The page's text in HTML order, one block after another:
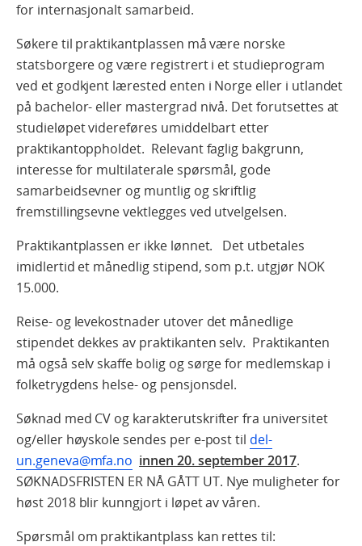
for internasjonalt samarbeid.
Søkere til praktikantplassen må være norske
statsborgere og være registrert i et studieprogram
ved et godkjent lærested enten i Norge eller i utlandet
på bachelor- eller mastergrad nivå. Det forutsettes at
studieløpet videreføres umiddelbart etter
praktikantoppholdet. Relevant faglig bakgrunn,
interesse for multilaterale spørsmål, gode
samarbeidsevner og muntlig og skriftlig
fremstillingsevne vektlegges ved utvelgelsen.
Praktikantplassen er ikke lønnet. Det utbetales
imidlertid et månedlig stipend, som p.t. utgjør NOK
15.000.
Reise- og levekostnader utover det månedlige
stipendet dekkes av praktikanten selv. Praktikanten
må også selv skaffe bolig og sørge for medlemskap i
folketrygdens helse- og pensjonsdel.
Søknad med CV og karakterutskrifter fra universitet
og/eller høyskole sendes per e-post til del-
un.geneva@mfa.no innen 20. september 2017.
SØKNADSFRISTEN ER NÅ GÅTT UT. Nye muligheter for
høst 2018 blir kunngjort i løpet av våren.
Spørsmål om praktikantplass kan rettes til: